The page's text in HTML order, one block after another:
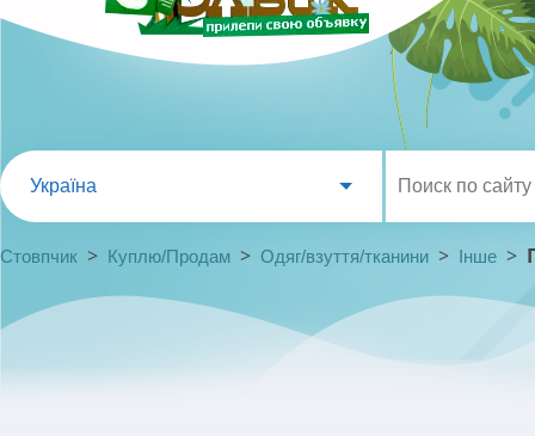
Україна
Стовпчик > Куплю/Продам > Одяг/взуття/тканини > Інше >